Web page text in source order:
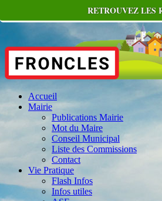
Accueil
Mairie
Publications Mairie
Mot du Maire
Conseil Municipal
Liste des Commissions
Contact
Vie Pratique
Flash Infos
Infos utiles
RETROUVEZ LES